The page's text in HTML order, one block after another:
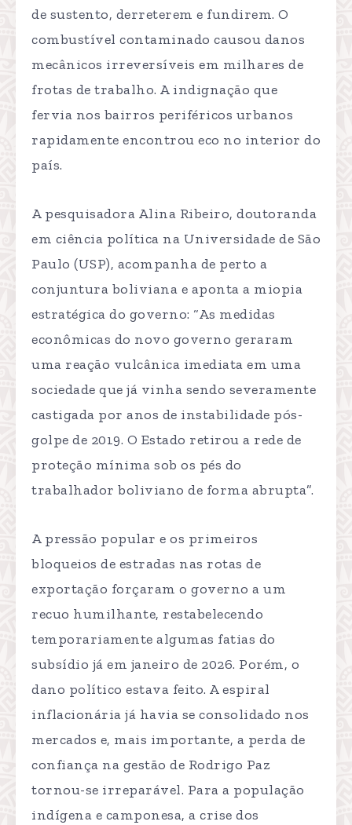
de sustento, derreterem e fundirem. O
combustível contaminado causou danos
mecânicos irreversíveis em milhares de
frotas de trabalho. A indignação que
fervia nos bairros periféricos urbanos
rapidamente encontrou eco no interior do
país.
A pesquisadora Alina Ribeiro, doutoranda
em ciência política na Universidade de São
Paulo (USP), acompanha de perto a
conjuntura boliviana e aponta a miopia
estratégica do governo: “As medidas
econômicas do novo governo geraram
uma reação vulcânica imediata em uma
sociedade que já vinha sendo severamente
castigada por anos de instabilidade pós-
golpe de 2019. O Estado retirou a rede de
proteção mínima sob os pés do
trabalhador boliviano de forma abrupta”.
A pressão popular e os primeiros
bloqueios de estradas nas rotas de
exportação forçaram o governo a um
recuo humilhante, restabelecendo
temporariamente algumas fatias do
subsídio já em janeiro de 2026. Porém, o
dano político estava feito. A espiral
inflacionária já havia se consolidado nos
mercados e, mais importante, a perda de
confiança na gestão de Rodrigo Paz
tornou-se irreparável. Para a população
indígena e camponesa, a crise dos